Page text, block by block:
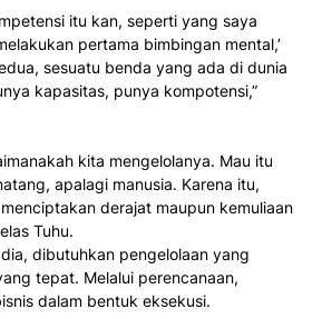
itu kan, seperti yang saya
pertama bimbingan mental,’
sesuatu benda yang ada di dunia
kapasitas, punya kompotensi,”
kita mengelolanya. Mau itu
apalagi manusia. Karena itu,
derajat maupun kemuliaan
Tuhu.
dibutuhkan pengelolaan yang
tepat. Melalui perencanaan,
dalam bentuk eksekusi.